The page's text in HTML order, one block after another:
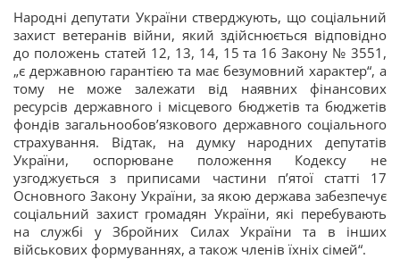
Народні депутати України стверджують, що соціальний
захист ветеранів війни, який здійснюється відповідно
до положень статей 12, 13, 14, 15 та 16 Закону № 3551,
„є державною гарантією та має безумовний характер“, а
тому не може залежати від наявних фінансових
ресурсів державного і місцевого бюджетів та бюджетів
фондів загальнообов’язкового державного соціального
страхування. Відтак, на думку народних депутатів
України, оспорюване положення Кодексу не
узгоджується з приписами частини п’ятої статті 17
Основного Закону України, за якою держава забезпечує
соціальний захист громадян України, які перебувають
на службі у Збройних Силах України та в інших
військових формуваннях, а також членів їхніх сімей“.